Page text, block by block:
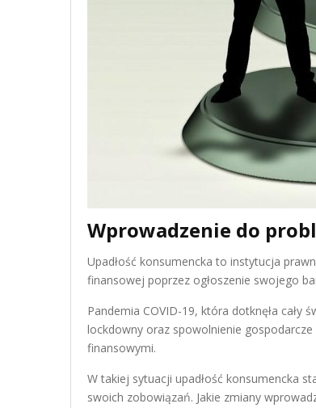
Wprowadzenie do
Upadłość konsumencka to instytucja
finansowej poprzez ogłoszenie swojego
Pandemia COVID-19, która dotknęła cały
lockdowny oraz spowolnienie
finansowymi.
W takiej sytuacji upadłość konsumencka
swoich zobowiązań. Jakie zmiany